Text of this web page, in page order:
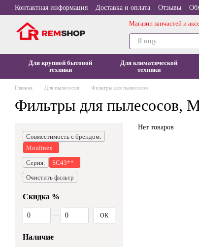
Перейти к основному контенту
Контактная информация Доставка и оплата Отзывы
Магазин запчастей и
Для крупной бытовой
техники
Для климатической
техники
Главная Для пылесосов Фильтры для пылесосов
Фильтры для пылесосов,
Нет товаров
Совместимость с брендом:
Moulinex
Серия:
SC43**
Очистить фильтр
Скидка %
От Скидка %
До Скидка %
OK
Наличие